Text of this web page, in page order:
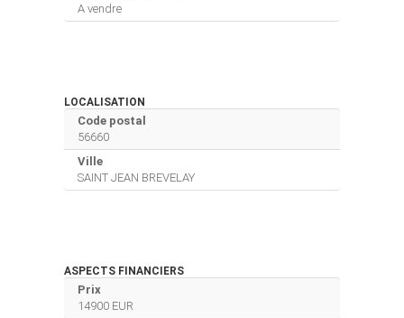
A vendre
LOCALISATION
Code postal
56660
Ville
SAINT JEAN BREVELAY
ASPECTS FINANCIERS
Prix
14900 EUR